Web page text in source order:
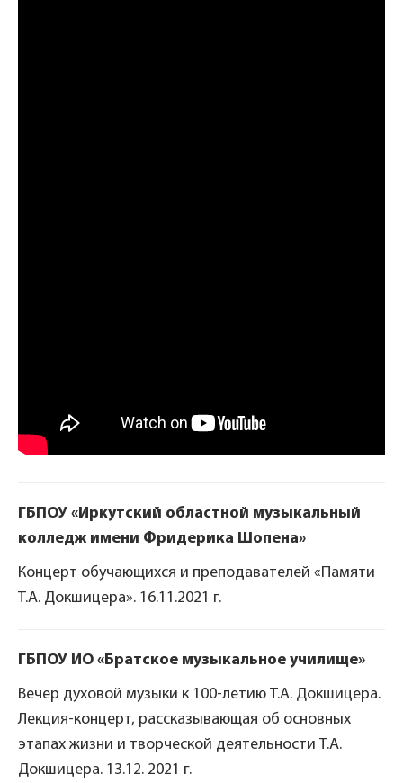
ГБПОУ «Иркутский областной музыкальный
колледж имени Фридерика Шопена»
Концерт обучающихся и преподавателей «Памяти
Т.А. Докшицера». 16.11.2021 г.
ГБПОУ ИО «Братское музыкальное училище»
Вечер духовой музыки к 100-летию Т.А. Докшицера.
Лекция-концерт, рассказывающая об основных
этапах жизни и творческой деятельности Т.А.
Докшицера. 13.12. 2021 г.